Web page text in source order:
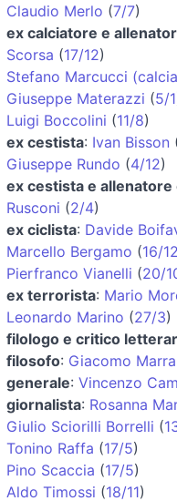
Claudio Merlo (7/7)
ex calciatore e
Scorsa (17/12)
Stefano Marcucci
Giuseppe Materazzi (5/1
Luigi Boccolini (11/8)
ex cestista: Ivan Bisson
Giuseppe Rundo (4/12)
ex cestista e
Rusconi (2/4)
ex ciclista: Davide
Marcello Bergamo (16/12
Pierfranco Vianelli (20/
ex terrorista: Mario
Leonardo Marino (27/3)
filologo e critico
filosofo: Giacomo
generale: Vincenzo
giornalista: Rosanna
Giulio Sciorilli Borrelli (
Tonino Raffa (17/5)
Pino Scaccia (17/5)
Aldo Timossi (18/11)